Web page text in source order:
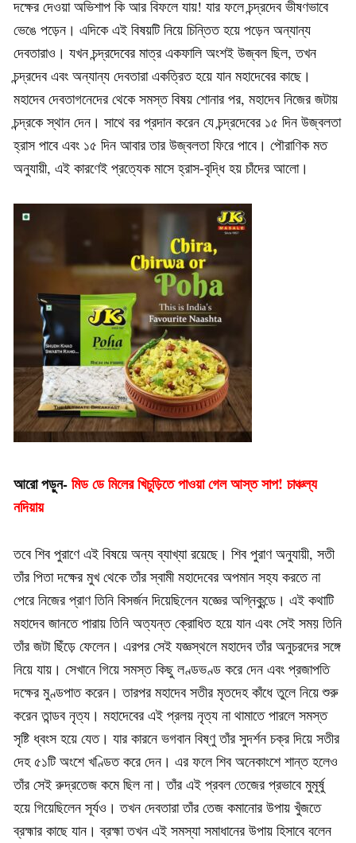
দক্ষের দেওয়া অভিশাপ কি আর বিফলে যায়! যার ফলে চন্দ্রদেব ভীষণভাবে
ভেঙে পড়েন। এদিকে এই বিষয়টি নিয়ে চিন্তিত হয়ে পড়েন অন্যান্য
দেবতারাও। যখন চন্দ্রদেবের মাত্র একফালি অংশই উজ্বল ছিল, তখন
চন্দ্রদেব এবং অন্যান্য দেবতারা একত্রিত হয়ে যান মহাদেবের কাছে।
মহাদেব দেবতাগনেদের থেকে সমস্ত বিষয় শোনার পর, মহাদেব নিজের জটায়
চন্দ্রকে স্থান দেন। সাথে বর প্রদান করেন যে চন্দ্রদেবের ১৫ দিন উজ্বলতা
হ্রাস পাবে এবং ১৫ দিন আবার তার উজ্বলতা ফিরে পাবে। পৌরাণিক মত
অনুযায়ী, এই কারণেই প্রত্যেক মাসে হ্রাস-বৃদ্ধি হয় চাঁদের আলো।
আরো পড়ুন-মিড ডে মিলের খিচুড়িতে পাওয়া গেল আস্ত সাপ! চাঞ্চল্য
নদিয়ায়
তবে শিব পুরাণে এই বিষয়ে অন্য ব্যাখ্যা রয়েছে। শিব পুরাণ অনুযায়ী, সতী
তাঁর পিতা দক্ষের মুখ থেকে তাঁর স্বামী মহাদেবের অপমান সহ্য করতে না
পেরে নিজের প্রাণ তিনি বিসর্জন দিয়েছিলেন যজ্ঞের অগ্নিকুন্ডে। এই কথাটি
মহাদেব জানতে পারায় তিনি অত্যন্ত ক্রোধিত হয়ে যান এবং সেই সময় তিনি
তাঁর জটা ছিঁড়ে ফেলেন। এরপর সেই যজ্ঞস্থলে মহাদেব তাঁর অনুচরদের সঙ্গে
নিয়ে যায়। সেখানে গিয়ে সমস্ত কিছু লণ্ডভণ্ড করে দেন এবং প্রজাপতি
দক্ষের মুণ্ডপাত করেন। তারপর মহাদেব সতীর মৃতদেহ কাঁধে তুলে নিয়ে শুরু
করেন তান্ডব নৃত্য। মহাদেবের এই প্রলয় নৃত্য না থামাতে পারলে সমস্ত
সৃষ্টি ধ্বংস হয়ে যেত। যার কারনে ভগবান বিষ্ণু তাঁর সুদর্শন চক্র দিয়ে সতীর
দেহ ৫১টি অংশে খণ্ডিত করে দেন। এর ফলে শিব অনেকাংশে শান্ত হলেও
তাঁর সেই রুদ্রতেজ কমে ছিল না। তাঁর এই প্রবল তেজের প্রভাবে মুমূর্ষু
হয়ে গিয়েছিলেন সূর্যও। তখন দেবতারা তাঁর তেজ কমানোর উপায় খুঁজতে
ব্রহ্মার কাছে যান। ব্রহ্মা তখন এই সমস্যা সমাধানের উপায় হিসাবে বলেন